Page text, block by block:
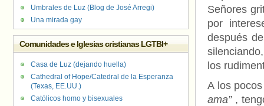
Señores
por
después
los
A los
ama” ,
Umbrales de Luz (Blog de José Arregi)
Una mirada gay
Comunidades e Iglesias cristianas LGTBI+
Casa de Luz (dejando huella)
Cathedral of Hope/Catedral de la Esperanza
(Texas, EE.UU.)
Católicos homo y bisexuales